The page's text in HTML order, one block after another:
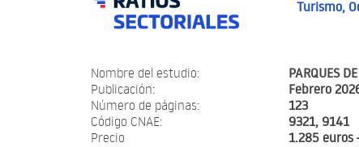
Turismo,
Nombre del estudio:
PARQUES
Publicación:
Febrero
Número de páginas:
123
Código CNAE:
9321, 9141
Precio
1.285 euros